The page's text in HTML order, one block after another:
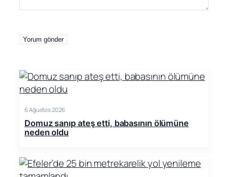
6 Ağustos 2026
Domuz sanıp ateş etti, babasının ölümüne
neden oldu